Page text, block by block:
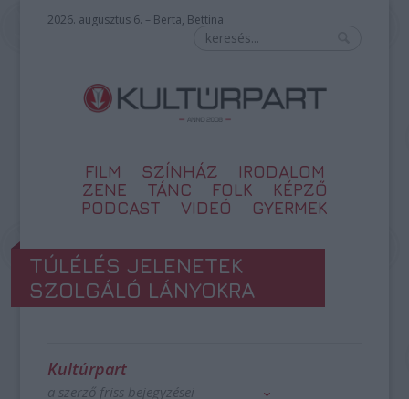
2026. augusztus 6. – Berta, Bettina
FILM SZÍNHÁZ
IRODALOM
ZENE
TÁNC FOLK
KÉPZŐ
PODCAST
VIDEÓ GYERMEK
TÚLÉLÉS JELENETEK
SZOLGÁLÓ LÁNYOKRA
Kultúrpart
a szerző friss bejegyzései